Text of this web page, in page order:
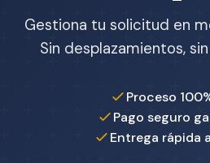
Gestiona tu solicitud en
Sin desplazamientos,
Proceso
Pago seguro
Entrega rápida